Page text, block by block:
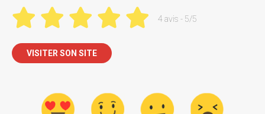
4 avis - 5/5
VISITER SON SITE